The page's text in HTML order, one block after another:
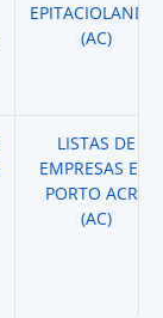
EPITACIOLANDIA
(AC)
LISTAS DE
EMPRESAS EM
PORTO ACRE
(AC)